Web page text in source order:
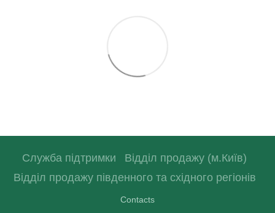
Служба підтримки
Відділ продажу (м.Київ)
Відділ продажу південного та східного регіонів
Contacts